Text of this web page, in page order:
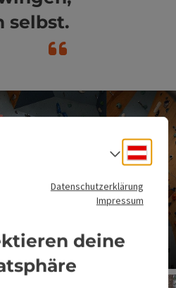
selbst.
& ganzjährig klettern
Datenschutzerklärung
Impressum
deine